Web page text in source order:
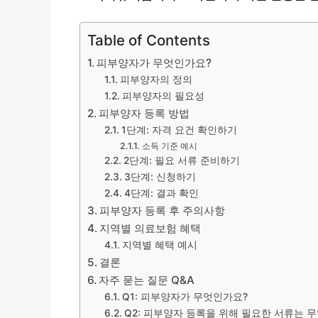
Table of Contents
피부양자가 무엇인가요?
피부양자의 정의
피부양자의 필요성
피부양자 등록 방법
1단계: 자격 요건 확인하기
소득 기준 예시
2단계: 필요 서류 준비하기
3단계: 신청하기
4단계: 결과 확인
피부양자 등록 후 주의사항
지역별 의료보험 혜택
지역별 혜택 예시
결론
자주 묻는 질문 Q&A
Q1: 피부양자가 무엇인가요?
Q2: 피부양자 등록을 위해 필요한 서류는